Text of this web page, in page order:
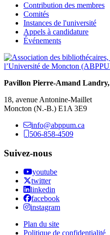
Contribution des membres
Comités
Instances de l'université
Appels à candidature
Événements
Pavillon Pierre-Amand Landry,
18, avenue Antonine-Maillet
Moncton (N.-B.) E1A 3E9
info@abppum.ca
506-858-4509
Suivez-nous
youtube
twitter
linkedin
facebook
instagram
Plan du site
Politique de confidentialité